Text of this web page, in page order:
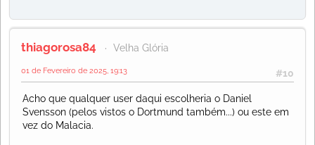
thiagorosa84 Velha Glória
#10
01 de Fevereiro de 2025, 19:13
Acho que qualquer user daqui escolheria o Daniel
Svensson (pelos vistos o Dortmund também...) ou este em
vez do Malacia.